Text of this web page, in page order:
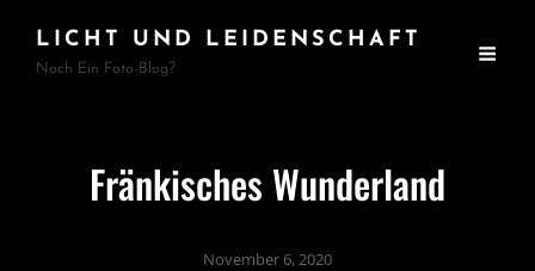
LICHT UND LEIDENSCHAFT
Noch Ein Foto-Blog?
Fränkisches Wunderland
November 6, 2020